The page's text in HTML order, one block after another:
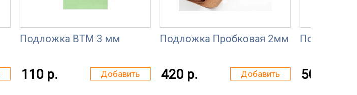
Подложка ВТМ 3 мм
110 р. Добавить
Подложка Пробковая 2мм
420 р. Добавить
Подложка
50 р.